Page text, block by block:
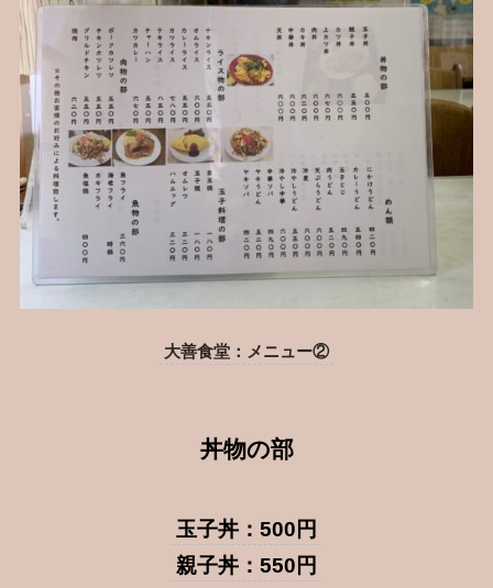
大善食堂：メニュー②
丼物の部
玉子丼：500円
親子丼：550円